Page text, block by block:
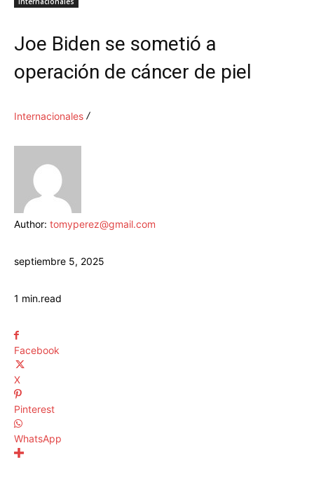
Joe Biden se sometió a
operación de cáncer de piel
Internacionales
Author: tomyperez@gmail.com
septiembre 5, 2025
1 min.read
Facebook
X
Pinterest
WhatsApp